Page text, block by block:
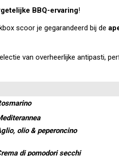
BBQ-ervaring!
scoor je gegarandeerd bij de
van overheerlijke antipasti,
olio & peperoncino
di pomodori secchi